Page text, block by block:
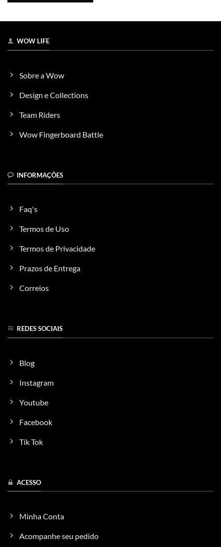
WOW LIFE
Sobre a Wow
Design e Collections
Team Riders
Wow Fingerboard Battle
INFORMAÇÕES
Faq's
Termos de Uso
Termos de Privacidade
Prazos de Entrega
Correios
REDES SOCIAIS
Blog
Instagram
Youtube
Facebook
Tik Tok
ACESSO
Minha Conta
Acompanhe seu pedido